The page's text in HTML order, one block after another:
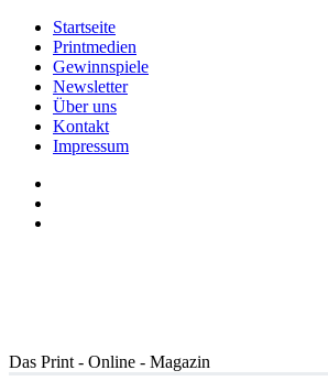
Startseite
Printmedien
Gewinnspiele
Newsletter
Über uns
Kontakt
Impressum
Das Print - Online - Magazin